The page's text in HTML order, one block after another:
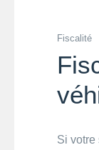
Fiscalité
Si votre